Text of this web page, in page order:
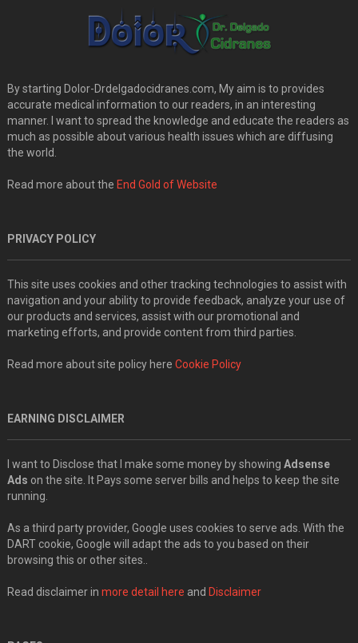
By starting Dolor-Drdelgadocidranes.com, My aim is to provides
accurate medical information to our readers, in an interesting
manner. I want to spread the knowledge and educate the readers as
much as possible about various health issues which are diffusing
the world.
Read more about the End Gold of Website
PRIVACY POLICY
This site uses cookies and other tracking technologies to assist with
navigation and your ability to provide feedback, analyze your use of
our products and services, assist with our promotional and
marketing efforts, and provide content from third parties.
Read more about site policy here Cookie Policy
EARNING DISCLAIMER
I want to Disclose that I make some money by showing Adsense
Ads on the site. It Pays some server bills and helps to keep the site
running.
As a third party provider, Google uses cookies to serve ads. With the
DART cookie, Google will adapt the ads to you based on their
browsing this or other sites..
Read disclaimer in more detail here and Disclaimer